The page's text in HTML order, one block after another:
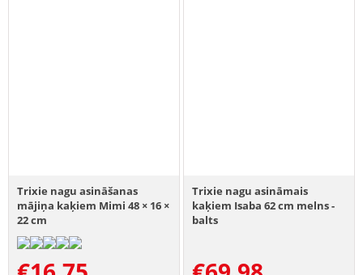
Trixie nagu asināšanas
mājiņa kaķiem Mimi 48 × 16 ×
22 cm
Trixie nagu asināmais
kaķiem Isaba 62 cm melns -
balts